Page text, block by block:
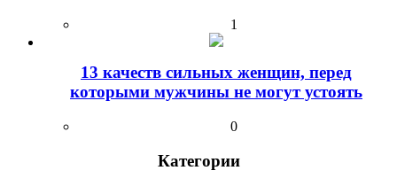
1
13 качеств сильных женщин, перед
которыми мужчины не могут устоять
0
Категории